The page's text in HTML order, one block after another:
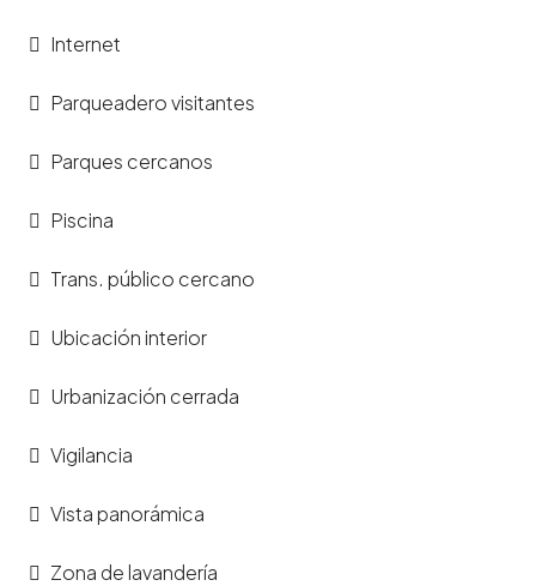
Internet
Parqueadero visitantes
Parques cercanos
Piscina
Trans. público cercano
Ubicación interior
Urbanización cerrada
Vigilancia
Vista panorámica
Zona de lavandería